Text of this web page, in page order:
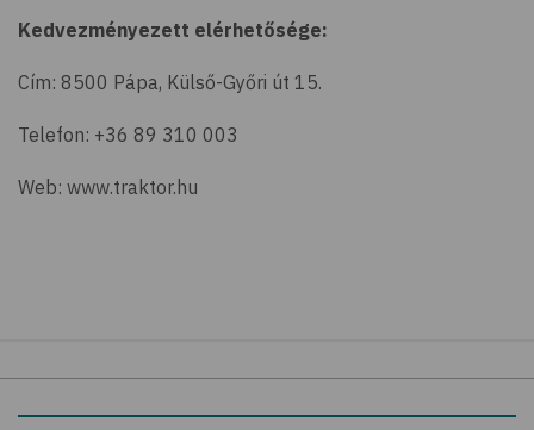
Kedvezményezett elérhetősége:
Cím: 8500 Pápa, Külső-Győri út 15.
Telefon: +36 89 310 003
Web: www.traktor.hu